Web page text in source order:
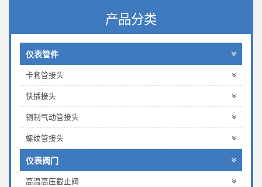
产品分类
仪表管件
卡套管接头
快插接头
铜制气动管接头
螺纹管接头
仪表阀门
高温高压截止阀